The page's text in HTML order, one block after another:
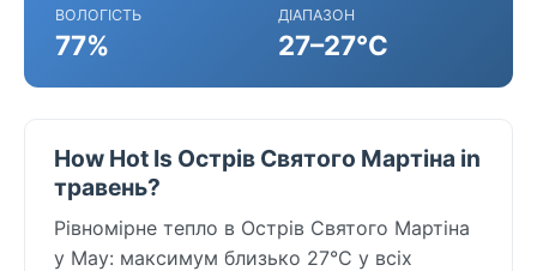
ВОЛОГІСТЬ
77%
ДІАПАЗОН
27–27°C
How Hot Is Острів Святого Мартіна in
травень?
Рівномірне тепло в Острів Святого Мартіна
у May: максимум близько 27°C у всіх